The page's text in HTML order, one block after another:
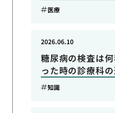
医療
糖尿病の検査は
った時の診療科
2026.06.10
知識